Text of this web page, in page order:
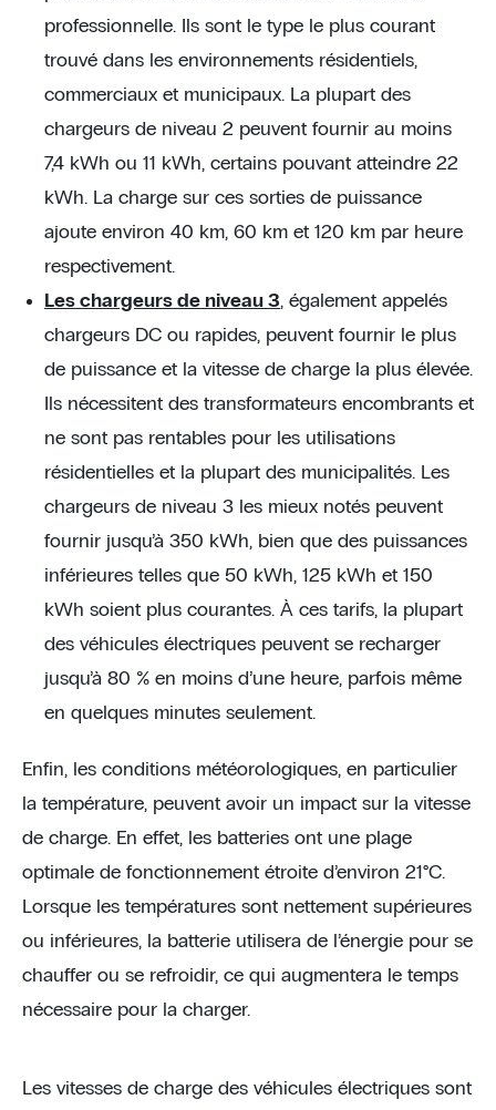
professionnelle. Ils sont le type le plus courant
trouvé dans les environnements résidentiels,
commerciaux et municipaux. La plupart des
chargeurs de niveau 2 peuvent fournir au moins
7,4 kWh ou 11 kWh, certains pouvant atteindre 22
kWh. La charge sur ces sorties de puissance
ajoute environ 40 km, 60 km et 120 km par heure
respectivement.
Les chargeurs de niveau 3, également appelés
chargeurs DC ou rapides, peuvent fournir le plus
de puissance et la vitesse de charge la plus élevée.
Ils nécessitent des transformateurs encombrants et
ne sont pas rentables pour les utilisations
résidentielles et la plupart des municipalités. Les
chargeurs de niveau 3 les mieux notés peuvent
fournir jusqu’à 350 kWh, bien que des puissances
inférieures telles que 50 kWh, 125 kWh et 150
kWh soient plus courantes. À ces tarifs, la plupart
des véhicules électriques peuvent se recharger
jusqu’à 80 % en moins d’une heure, parfois même
en quelques minutes seulement.
Enfin, les conditions météorologiques, en particulier
la température, peuvent avoir un impact sur la vitesse
de charge. En effet, les batteries ont une plage
optimale de fonctionnement étroite d’environ 21°C.
Lorsque les températures sont nettement supérieures
ou inférieures, la batterie utilisera de l’énergie pour se
chauffer ou se refroidir, ce qui augmentera le temps
nécessaire pour la charger.
Les vitesses de charge des véhicules électriques sont